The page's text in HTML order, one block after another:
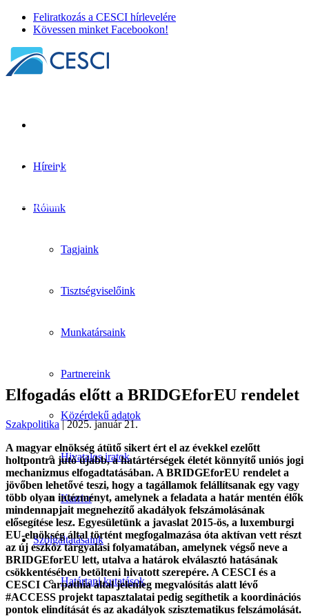
Feliratkozás a CESCI hírlevelére
Kövessen minket Facebookon!
Híreink
Rólunk
Tagjaink
Tisztségviselőink
Munkatársaink
Partnereink
Közérdekű adatok
Hivatalos iratok
Karrier
Szolgáltatásaink
Határtani kutatások
Elfogadás előtt a BRIDGEforEU rendelet
Szakpolitika | 2025. január 21.
Elfogadás előtt a BRIDGEforEU rendelet
Szakpolitika| 2025. január 21.
A magyar elnökség átütő sikert ért el az évekkel ezelőtt
holtpontra jutó újabb, a határtérségek életét könnyítő uniós jogi
mechanizmus elfogadtatásában. A BRIDGEforEU rendelet a
jövőben lehetővé teszi, hogy a tagállamok felállítsanak egy vagy
több olyan intézményt, amelynek a feladata a határ mentén élők
mindennapjait megnehezítő akadályok felszámolásának
elősegítése lesz. Egyesületünk a javaslat 2015-ös, a luxemburgi
EU-elnökség által történt megfogalmazása óta aktívan vett részt
az új eszköz tárgyalási folyamatában, amelynek végső neve a
BRIDGEforEU lett, utalva a határok elválasztó hatásának
csökkentésében betölteni hivatott szerepére. A CESCI és a
CESCI Carpathia által jelenleg megvalósítás alatt lévő
#ACCESS projekt tapasztalatai pedig segíthetik a koordinációs
pontok elindítását és az akadályok szisztematikus felszámolását.